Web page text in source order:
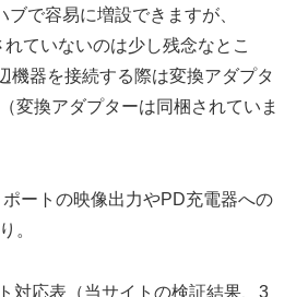
で容易に増設できますが、
ていないのは少し残念なとこ
機器を接続する際は変換アダプタ
変換アダプターは同梱されていま
ートの映像出力やPD充電器への
。
対応表（当サイトの検証結果、3